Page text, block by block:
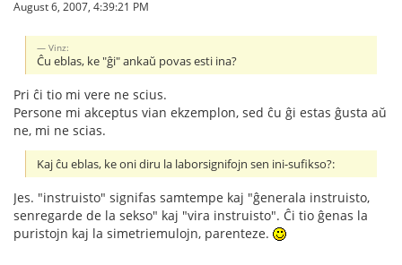
August 6, 2007, 4:39:21 PM
Vinz:
Ĉu eblas, ke "ĝi" ankaŭ povas esti ina?
Pri ĉi tio mi vere ne scius.
Persone mi akceptus vian ekzemplon, sed ĉu ĝi estas ĝusta aŭ
ne, mi ne scias.
Kaj ĉu eblas, ke oni diru la laborsignifojn sen ini-sufikso?:
Jes. "instruisto" signifas samtempe kaj "ĝenerala instruisto,
senregarde de la sekso" kaj "vira instruisto". Ĉi tio ĝenas la
puristojn kaj la simetriemulojn, parenteze.